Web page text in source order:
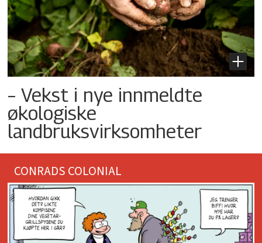
– Vekst i nye innmeldte
økologiske
landbruksvirksomheter
CONRADS COLONIAL